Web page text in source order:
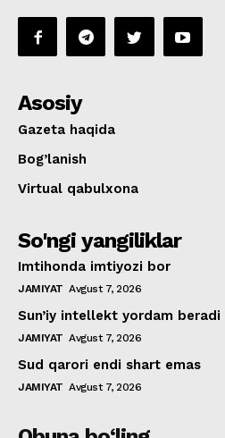
Asosiy
Gazeta haqida
Bog’lanish
Virtual qabulxona
So'ngi yangiliklar
Imtihonda imtiyozi bor
JAMIYAT Avgust 7, 2026
Sun’iy intellekt yordam beradi
JAMIYAT Avgust 7, 2026
Sud qarori endi shart emas
JAMIYAT Avgust 7, 2026